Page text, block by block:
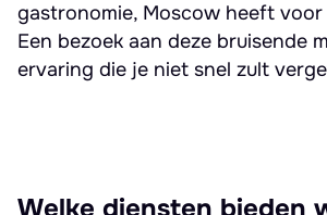
gastronomie, Moscow heeft
Een bezoek aan deze bruisende
ervaring die je niet snel zult
Welke diensten bieden